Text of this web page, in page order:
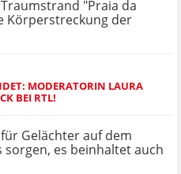
"Praia da
Körperstreckung der
MODERATORIN LAURA
BEI RTL!
Gelächter auf dem
sorgen, es beinhaltet auch